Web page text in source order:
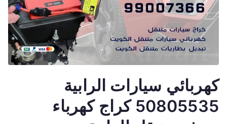
كهربائي سيارات الرابية
50805535 كراج كهرباء